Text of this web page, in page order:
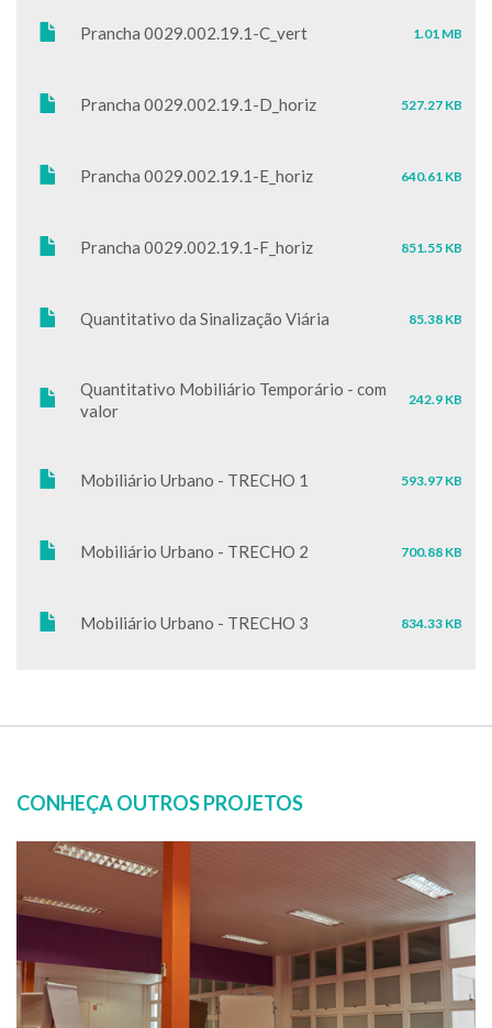
Prancha 0029.002.19.1-C_vert 1.01 MB
Prancha 0029.002.19.1-D_horiz 527.27 KB
Prancha 0029.002.19.1-E_horiz 640.61 KB
Prancha 0029.002.19.1-F_horiz 851.55 KB
Quantitativo da Sinalização Viária 85.38 KB
Quantitativo Mobiliário Temporário - com
valor
242.9 KB
Mobiliário Urbano - TRECHO 1 593.97 KB
Mobiliário Urbano - TRECHO 2 700.88 KB
Mobiliário Urbano - TRECHO 3 834.33 KB
CONHEÇA OUTROS PROJETOS